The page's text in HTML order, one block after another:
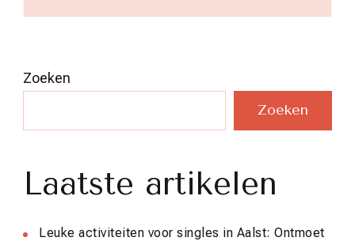
Zoeken
Zoeken
Laatste artikelen
Leuke activiteiten voor singles in Aalst: Ontmoet